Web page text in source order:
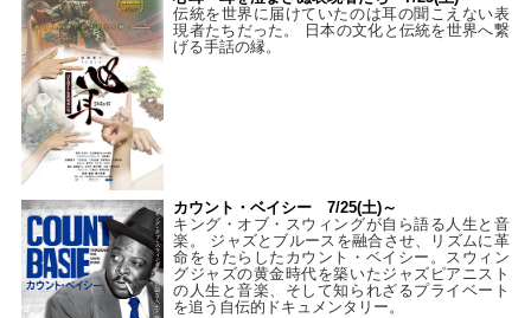
伝統を世界に届けていたのは耳の聞こえない表
現者たちだった。 日本の文化と伝統を世界へ繋
げる手話の縁。
カウント・ベイシー 7/25(土)～
キング・オブ・スウィングが自ら語る人生と音
楽。 ジャズとブルースを融合させ、リズムに革
命をもたらしたカウント・ベイシー。スウィン
グジャズの黄金時代を築いたジャズピアニスト
の人生と音楽、そして知られざるプライベート
を追う自伝的ドキュメンタリー。